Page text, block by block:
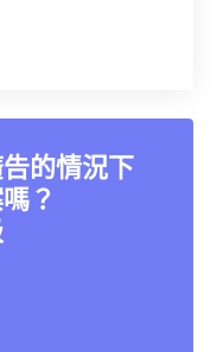
的情況下
？